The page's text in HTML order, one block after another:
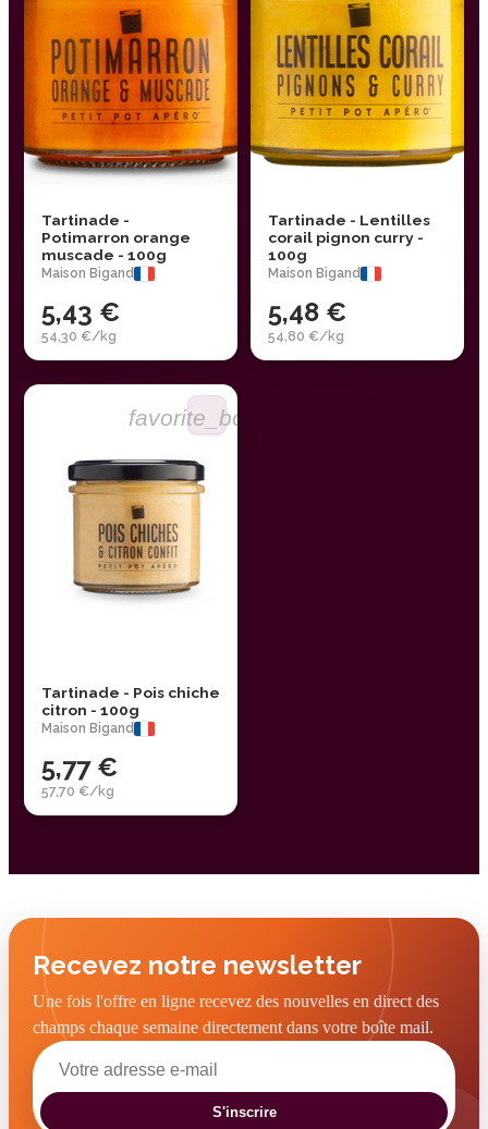
Tartinade -
Potimarron orange
muscade - 100g
Maison Bigand
5,43 €
54,30 €/kg
Tartinade - Lentilles
corail pignon curry -
100g
Maison Bigand
5,48 €
54,80 €/kg
favorite_border
Tartinade - Pois chiche
citron - 100g
Maison Bigand
5,77 €
57,70 €/kg
Recevez notre newsletter
Une fois l'offre en ligne recevez des nouvelles en direct des
champs chaque semaine directement dans votre boîte mail.
S'inscrire